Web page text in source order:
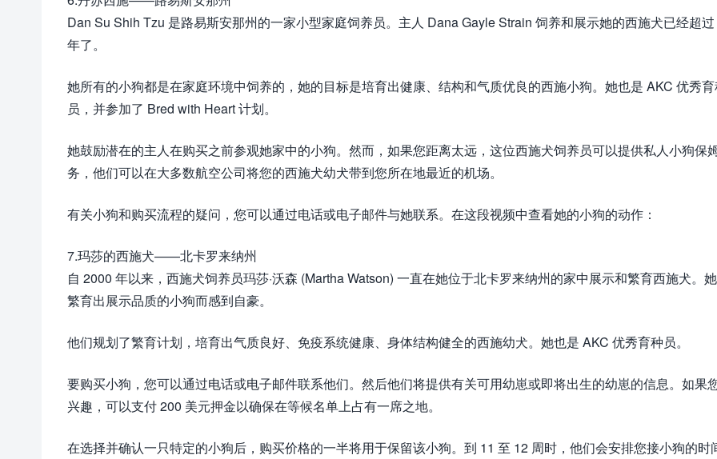
Dan Su Shih Tzu 是路易斯安那州的一家小型家庭饲养员。主人 Dana Gayle Strain 饲养和展示她的西施犬已经超
年了。
她所有的小狗都是在家庭环境中饲养的，她的目标是培育出健康、结构和气质优良的西施小狗。她也是 AKC 优秀
员，并参加了 Bred with Heart 计划。
她鼓励潜在的主人在购买之前参观她家中的小狗。然而，如果您距离太远，这位西施犬饲养员可以提供私人小狗保
务，他们可以在大多数航空公司将您的西施犬幼犬带到您所在地最近的机场。
有关小狗和购买流程的疑问，您可以通过电话或电子邮件与她联系。在这段视频中查看她的小狗的动作：
7.玛莎的西施犬——北卡罗来纳州
自 2000 年以来，西施犬饲养员玛莎·沃森 (Martha Watson) 一直在她位于北卡罗来纳州的家中展示和繁育西施犬。
繁育出展示品质的小狗而感到自豪。
他们规划了繁育计划，培育出气质良好、免疫系统健康、身体结构健全的西施幼犬。她也是 AKC 优秀育种员。
要购买小狗，您可以通过电话或电子邮件联系他们。然后他们将提供有关可用幼崽或即将出生的幼崽的信息。如果
兴趣，可以支付 200 美元押金以确保在等候名单上占有一席之地。
在选择并确认一只特定的小狗后，购买价格的一半将用于保留该小狗。到 11 至 12 周时，他们会安排您接小狗的时